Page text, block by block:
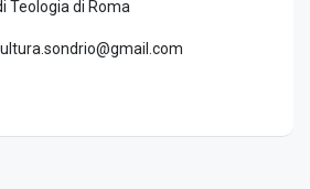
Teologia di Roma